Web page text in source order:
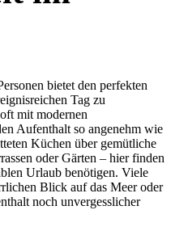
bietet den perfekten
Tag zu
mit modernen
Aufenthalt so angenehm wie
Küchen über gemütliche
oder Gärten – hier finden
Urlaub benötigen. Viele
Blick auf das Meer oder
noch unvergesslicher